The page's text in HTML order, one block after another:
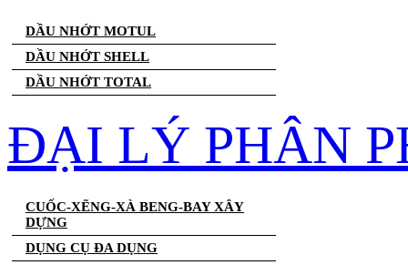
DẦU NHỚT MOTUL
DẦU NHỚT SHELL
DẦU NHỚT TOTAL
ĐẠI LÝ PHÂN
CUỐC-XẼNG-XÀ BENG-BAY XÂY
DỰNG
DỤNG CỤ ĐA DỤNG